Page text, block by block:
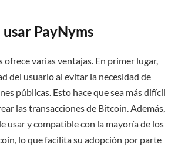
PayNyms
ofrece varias ventajas. En primer lugar,
del usuario al evitar la necesidad de
públicas. Esto hace que sea más difícil
las transacciones de Bitcoin. Además,
usar y compatible con la mayoría de los
lo que facilita su adopción por parte